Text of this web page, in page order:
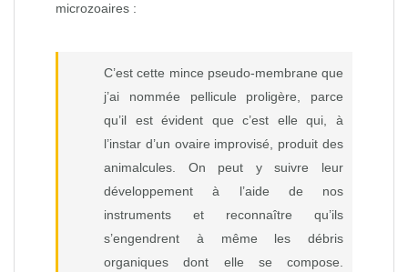
microzoaires :
C’est cette mince pseudo‑membrane que
j’ai nommée pellicule proligère, parce
qu’il est évident que c’est elle qui, à
l’instar d’un ovaire improvisé, produit des
animalcules. On peut y suivre leur
développement à l’aide de nos
instruments et reconnaître qu’ils
s’engendrent à même les débris
organiques dont elle se compose.